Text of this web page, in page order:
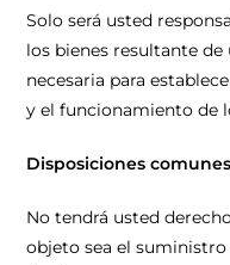
Solo será usted
los bienes resultante
necesaria para
y el funcionamiento de
Disposiciones comunes
No tendrá usted
objeto sea el